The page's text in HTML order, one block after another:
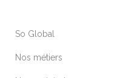
So Global
Nos métiers